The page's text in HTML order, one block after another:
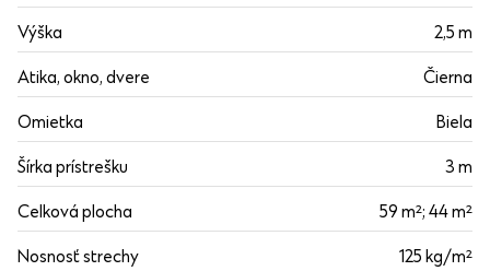
Výška 2,5 m
Atika, okno, dvere Čierna
Omietka Biela
Šírka prístrešku 3 m
Celková plocha 59 m²; 44 m²
Nosnosť strechy 125 kg/m²